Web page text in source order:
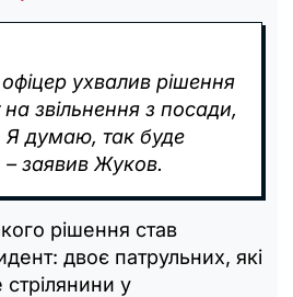
ухвалив рішення
звільнення з посади,
Я думаю, так буде
заявив Жуков.
рішення став
двоє патрульних, які
у